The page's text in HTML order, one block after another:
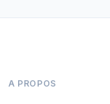
A PROPOS